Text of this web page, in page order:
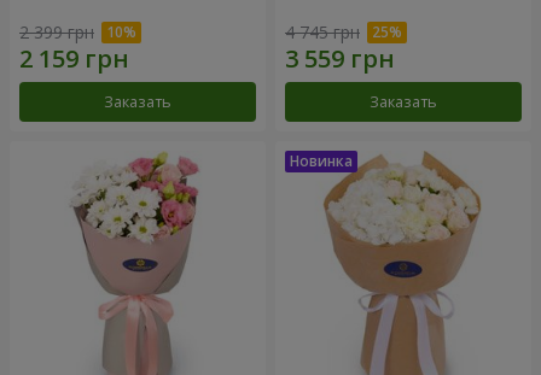
2 399 грн
Заказать
4 745 грн
Заказать